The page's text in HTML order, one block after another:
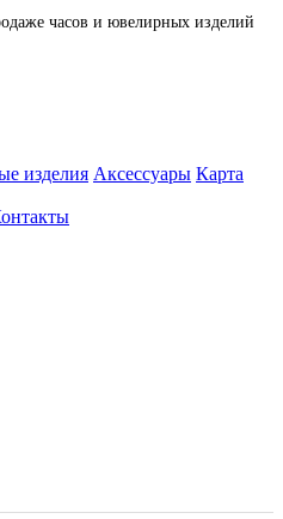
часов и ювелирных изделий
изделия Аксессуары Карта